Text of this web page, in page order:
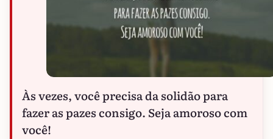
Às vezes, você precisa da solidão para
fazer as pazes consigo. Seja amoroso com
você!